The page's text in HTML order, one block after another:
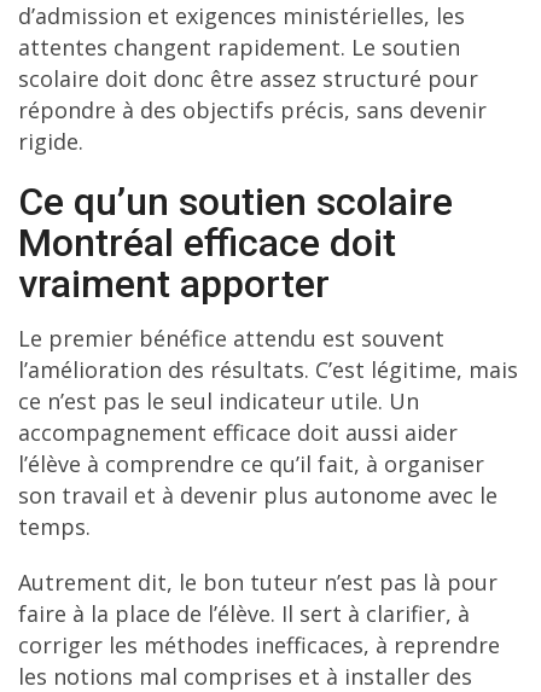
d’admission et exigences ministérielles, les
attentes changent rapidement. Le soutien
scolaire doit donc être assez structuré pour
répondre à des objectifs précis, sans devenir
rigide.
Ce qu’un soutien scolaire
Montréal efficace doit
vraiment apporter
Le premier bénéfice attendu est souvent
l’amélioration des résultats. C’est légitime, mais
ce n’est pas le seul indicateur utile. Un
accompagnement efficace doit aussi aider
l’élève à comprendre ce qu’il fait, à organiser
son travail et à devenir plus autonome avec le
temps.
Autrement dit, le bon tuteur n’est pas là pour
faire à la place de l’élève. Il sert à clarifier, à
corriger les méthodes inefficaces, à reprendre
les notions mal comprises et à installer des